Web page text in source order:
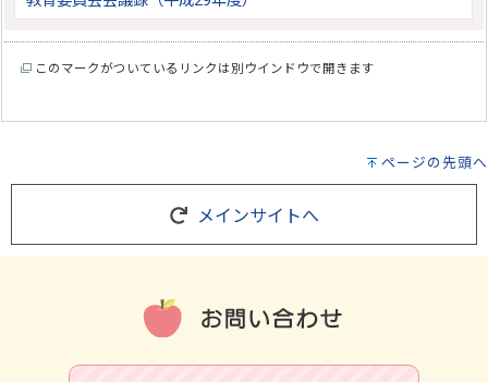
このマークがついているリンクは別ウインドウで開きます
ページの先頭へ
メインサイトへ